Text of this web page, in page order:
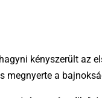
kényszerült az
megnyerte a